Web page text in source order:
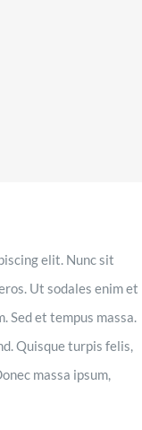
elit. Nunc sit
Ut sodales enim et
Sed et tempus massa.
Quisque turpis felis,
massa ipsum,